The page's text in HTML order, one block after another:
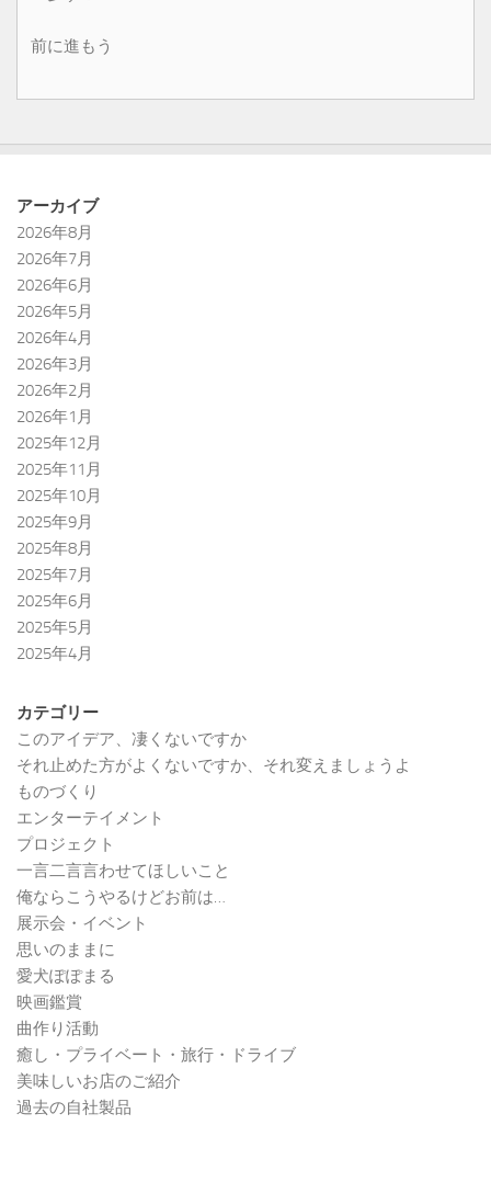
前に進もう
アーカイブ
2026年8月
2026年7月
2026年6月
2026年5月
2026年4月
2026年3月
2026年2月
2026年1月
2025年12月
2025年11月
2025年10月
2025年9月
2025年8月
2025年7月
2025年6月
2025年5月
2025年4月
カテゴリー
このアイデア、凄くないですか
それ止めた方がよくないですか、それ変えましょうよ
ものづくり
エンターテイメント
プロジェクト
一言二言言わせてほしいこと
俺ならこうやるけどお前は…
展示会・イベント
思いのままに
愛犬ぽぽまる
映画鑑賞
曲作り活動
癒し・プライベート・旅行・ドライブ
美味しいお店のご紹介
過去の自社製品